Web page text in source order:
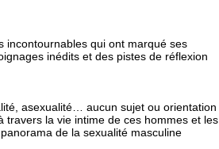
incontournables qui ont marqué ses
inédits et des pistes de réflexion
asexualité… aucun sujet ou orientation
travers la vie intime de ces hommes et les
de la sexualité masculine